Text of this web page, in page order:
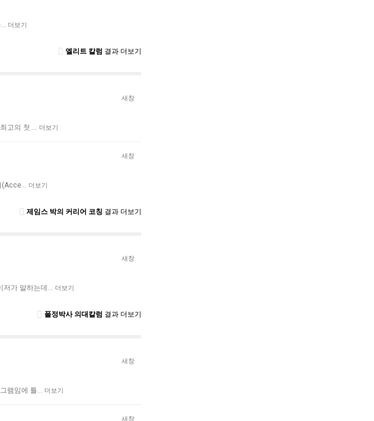
… 더보기
엘리트 칼럼 결과 더보기
새창
고의 첫 … 더보기
새창
(Acce… 더보기
제임스 박의 커리어 코칭 결과 더보기
새창
저가 말하는데… 더보기
폴정박사 의대칼럼 결과 더보기
새창
램임에 틀… 더보기
새창